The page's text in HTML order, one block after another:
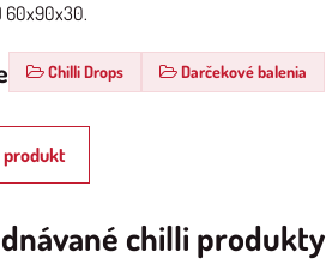
60x90x30.
Chilli Drops Darčekové balenia
produkt
chilli produkty